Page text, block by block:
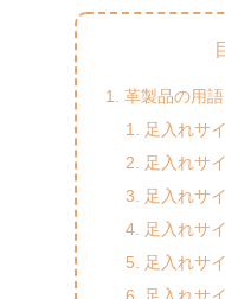
革製品の用
足入れサ
足入れサ
足入れサ
足入れサ
足入れサ
足入れサ